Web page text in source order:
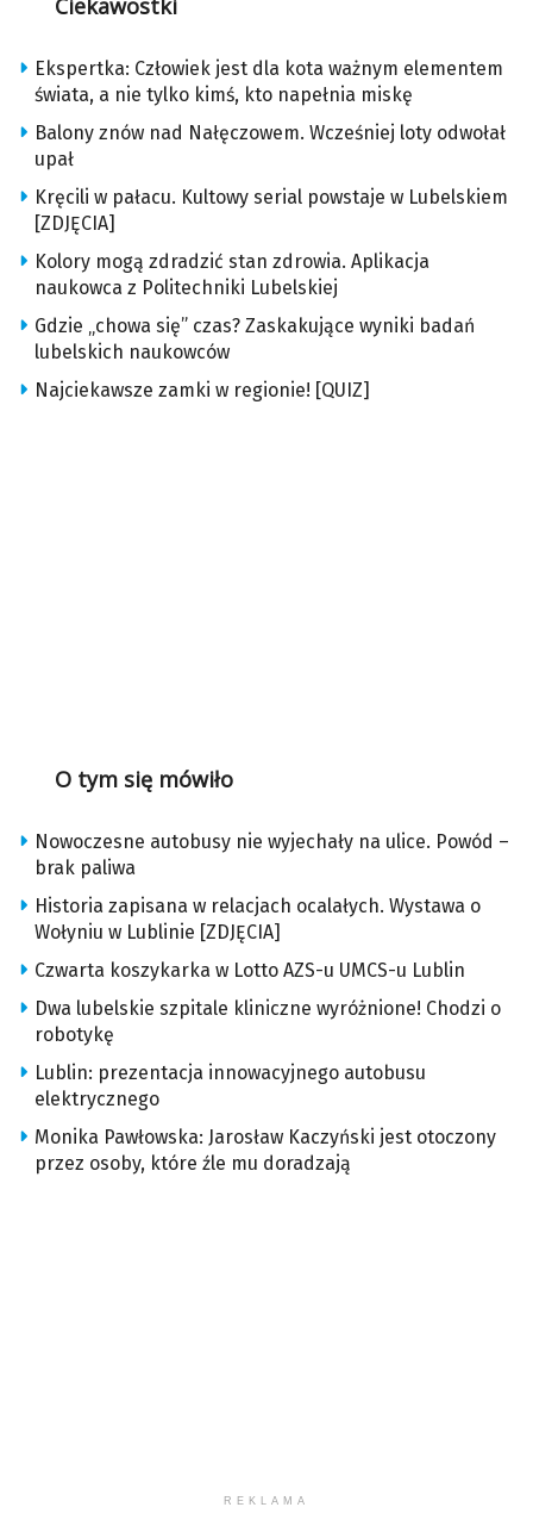
Ciekawostki
Ekspertka: Człowiek jest dla kota ważnym elementem
świata, a nie tylko kimś, kto napełnia miskę
Balony znów nad Nałęczowem. Wcześniej loty odwołał
upał
Kręcili w pałacu. Kultowy serial powstaje w Lubelskiem
[ZDJĘCIA]
Kolory mogą zdradzić stan zdrowia. Aplikacja
naukowca z Politechniki Lubelskiej
Gdzie „chowa się” czas? Zaskakujące wyniki badań
lubelskich naukowców
Najciekawsze zamki w regionie! [QUIZ]
O tym się mówiło
Nowoczesne autobusy nie wyjechały na ulice. Powód –
brak paliwa
Historia zapisana w relacjach ocalałych. Wystawa o
Wołyniu w Lublinie [ZDJĘCIA]
Czwarta koszykarka w Lotto AZS-u UMCS-u Lublin
Dwa lubelskie szpitale kliniczne wyróżnione! Chodzi o
robotykę
Lublin: prezentacja innowacyjnego autobusu
elektrycznego
Monika Pawłowska: Jarosław Kaczyński jest otoczony
przez osoby, które źle mu doradzają
REKLAMA